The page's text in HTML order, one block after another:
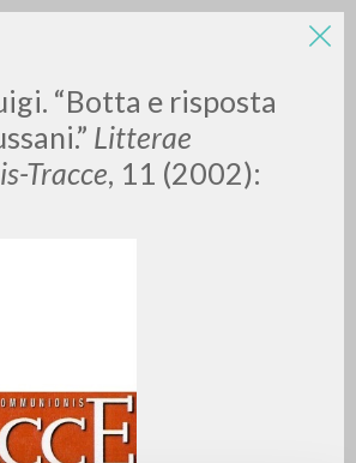
“Botta e risposta
Litterae
Tracce, 11 (2002):
FOUND